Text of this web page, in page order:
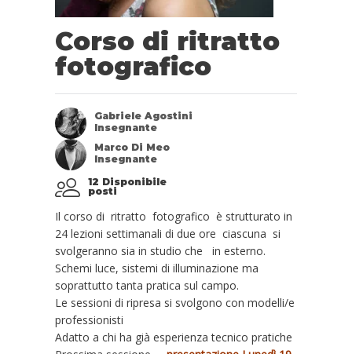
Corso di ritratto
fotografico
Gabriele Agostini
Insegnante
Marco Di Meo
Insegnante
12 Disponibile
posti
Il corso di ritratto fotografico è strutturato in
24 lezioni settimanali di due ore ciascuna si
svolgeranno sia in studio che in esterno.
Schemi luce, sistemi di illuminazione ma
soprattutto tanta pratica sul campo.
Le sessioni di ripresa si svolgono con modelli/e
professionisti
Adatto a chi ha già esperienza tecnico pratiche